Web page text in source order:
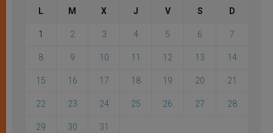
L M X J V S D
1 2 3 4 5 6 7
8 9 10 11 12 13 14
15 16 17 18 19 20 21
22 23 24 25 26 27 28
29 30 31